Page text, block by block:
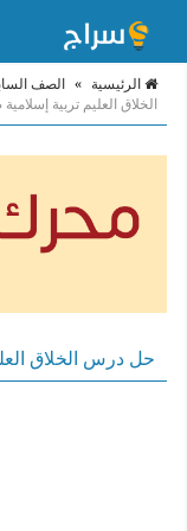
الرئيسية » الصف
الخلاق العليم تربية
حل درس الخلاق